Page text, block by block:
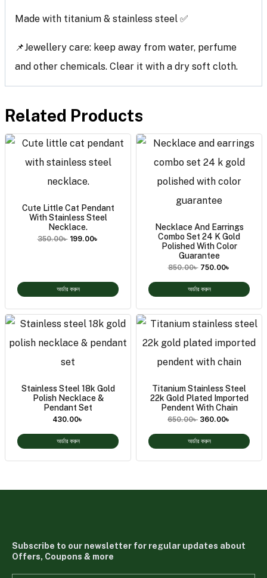
Made with titanium & stainless steel ✅
📌Jewellery care: keep away from water, perfume
and other chemicals. Clear it with a dry soft cloth.
Related Products
Cute Little Cat Pendant
With Stainless Steel
Necklace.
350.00৳ 199.00৳
অর্ডার করুন
Necklace And Earrings
Combo Set 24 K Gold
Polished With Color
Guarantee
850.00৳ 750.00৳
অর্ডার করুন
Stainless Steel 18k Gold
Polish Necklace &
Pendant Set
430.00৳
অর্ডার করুন
Titanium Stainless Steel
22k Gold Plated Imported
Pendent With Chain
650.00৳ 360.00৳
অর্ডার করুন
Subscribe to our newsletter for regular updates about
Offers, Coupons & more